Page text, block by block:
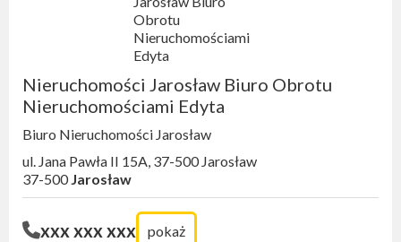
Nieruchomości Jarosław Biuro Obrotu
Nieruchomościami Edyta
Biuro Nieruchomości Jarosław
ul. Jana Pawła II 15A, 37-500 Jarosław
37-500Jarosław
xxx xxx xxx pokaż